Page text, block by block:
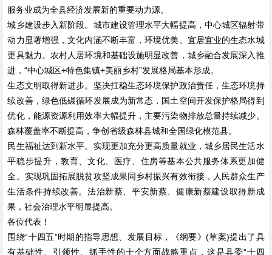
服务业成为全县经济发展新的重要动力源。
城乡建设步入新阶段。城市建设管理水平大幅提高，中心城区辐射带
动力显著增强，文化内涵不断丰富，环境优美、宜居宜业的生态水城
更具魅力。农村人居环境和基础设施明显改善，城乡融合发展深入推
进，“中心城区+特色集镇+美丽乡村”发展格局基本形成。
生态文明取得新进步。坚决扛稳生态环境保护政治责任，生态环境持
续改善，绿色低碳循环发展成为新常态，国土空间开发保护格局得到
优化，能源资源利用效率大幅提升，主要污染物排放总量持续减少。
森林覆盖率不断提高，争创省级森林县城和全国绿化模范县。
民生福祉达到新水平。实现更加充分更高质量就业，城乡居民生活水
平稳步提升，教育、文化、医疗、住房等基本公共服务体系更加健
全。实现巩固拓展脱贫攻坚成果同乡村振兴有效衔接，人民群众生产
生活条件持续改善。法治新蔡、平安新蔡、健康新蔡建设取得新成
果，社会治理水平明显提高。
各位代表！
围绕“十四五”时期的指导思想、发展目标，《纲要》(草案)提出了具
有基础性、引领性、抓手性的十个方面战略重点，这是县委“十四